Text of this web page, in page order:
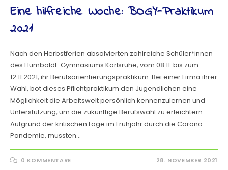
Eine hilfreiche Woche: BOGY-Praktikum
2021
Nach den Herbstferien absolvierten zahlreiche Schüler*innen
des Humboldt-Gymnasiums Karlsruhe, vom 08.11. bis zum
12.11.2021, ihr Berufsorientierungspraktikum. Bei einer Firma ihrer
Wahl, bot dieses Pflichtpraktikum den Jugendlichen eine
Möglichkeit die Arbeitswelt persönlich kennenzulernen und
Unterstützung, um die zukünftige Berufswahl zu erleichtern.
Aufgrund der kritischen Lage im Frühjahr durch die Corona-
Pandemie, mussten…
0 KOMMENTARE 28. NOVEMBER 2021